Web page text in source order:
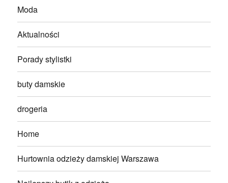
Moda
Aktualności
Porady stylistki
buty damskie
drogeria
Home
Hurtownia odzieży damskiej Warszawa